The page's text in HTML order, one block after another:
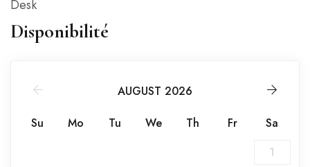
Disponibilité
AUGUST 2026
Su
Mo Tu We Th Fr
Sa
1